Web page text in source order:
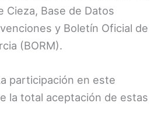
Cieza, Base de Datos
y Boletín Oficial de
(BORM).
participación en este
la total aceptación de estas